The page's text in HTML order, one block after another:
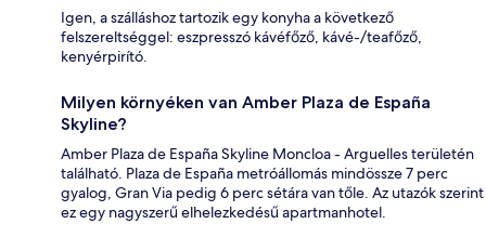
Igen, a szálláshoz tartozik egy konyha a következő
felszereltséggel: eszpresszó kávéfőző, kávé-/teafőző,
kenyérpirító.
Milyen környéken van Amber Plaza de España
Skyline?
Amber Plaza de España Skyline Moncloa - Arguelles területén
található. Plaza de España metróállomás mindössze 7 perc
gyalog, Gran Via pedig 6 perc sétára van tőle. Az utazók szerint
ez egy nagyszerű elhelezkedésű apartmanhotel.